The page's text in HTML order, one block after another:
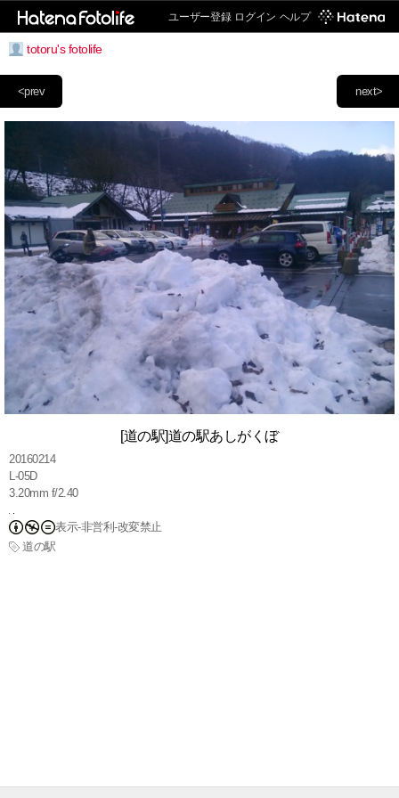
ユーザー登録 ログイン ヘルプ
totoru's fotolife
next>
<prev
[道の駅]道の駅あしがくぼ
20160214
L-05D
3.20mm f/2.40
表示-非営利-改変禁止
道の駅